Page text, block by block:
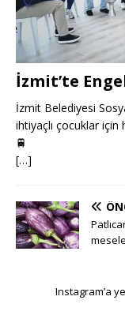
İzmit’te
İzmit Belediyesi
ihtiyaçlı çocuklar için
🚆
[…]
Instagram’a